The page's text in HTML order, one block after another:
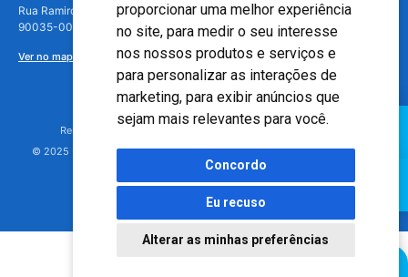
proporcionar uma melhor experiência
no site, para medir o seu interesse
nos nossos produtos e serviços e
para personalizar as interações de
marketing, para exibir anúncios que
sejam mais relevantes para você.
Concordo
Eu recuso
Alterar as minhas preferências
Rua Ramiro Barcelos, 630 – 5º andar – Floresta, Porto Alegre – RS,
90035-001
Ver no mapa
Responsável Técnico: Dr. Luiz Antonio Nasi - CREMERS 11217
© 2025 - Hospital Moinhos de Vento - Registro Empresa (CRM-RS): 425